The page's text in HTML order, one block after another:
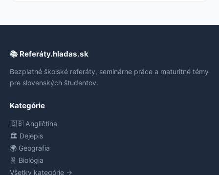
📚 Referáty.hladas.sk
Bezplatné školské referáty, seminárne práce a maturitné témy
pre slovenských študentov.
Kategórie
🇬🇧 Angličtina
🏛️ Dejepis
🌍 Geografia
🧬 Biológia
Všetky kategórie →